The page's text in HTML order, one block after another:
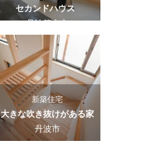
セカンドハウス
丹波篠山市
新築住宅
大きな吹き抜けがある家
丹波市